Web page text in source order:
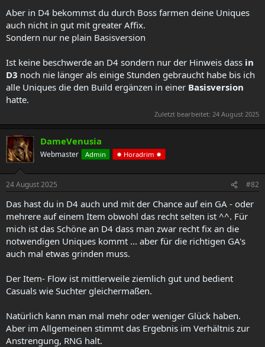
Aber in D4 bekommst du durch Boss farmen deine Uniques
auch nicht in gut mit greater Affix.
Sondern nur ne plain Basisversion
Ist keine beschwerde an D4 sondern nur der Hinweis dass in
D3 noch nie länger als einige Stunden gebraucht habe bis ich
alle Uniques die den Build ergänzen in einer Basisversion
hatte.
Zuletzt bearbeitet: 24 August 2025
DameVenusia
Webmaster Admin ✸ Horadrim ✸
24 August 2025 #82
Das hast du in D4 auch und mit der Chance auf ein GA - oder
mehrere auf einem Item obwohl das recht selten ist ^^. Für
mich ist das Schöne an D4 dass man zwar recht fix an die
notwendigen Uniques kommt ... aber für die richtigen GA's
auch mal etwas grinden muss.
Der Item- Flow ist mittlerweile ziemlich gut und bedient
Casuals wie Suchter gleichermaßen.
Natürlich kann man mal mehr oder weniger Glück haben.
Aber im Allgemeinen stimmt das Ergebnis im Verhältnis zur
Anstrengung, RNG halt.